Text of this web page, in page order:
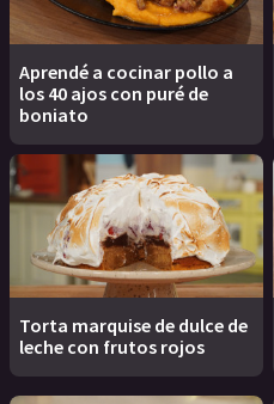
Aprendé a cocinar pollo a
los 40 ajos con puré de
boniato
Torta marquise de dulce de
leche con frutos rojos